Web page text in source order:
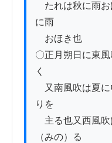
たれは秋に雨お
に雨
おほき也
〇正月朔日に東
く
又南風吹は夏に
りを
主る也又西風吹
（みの）る